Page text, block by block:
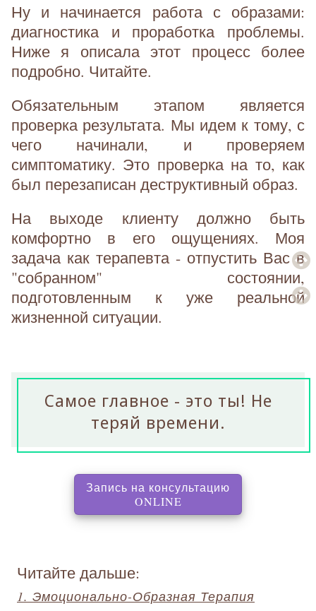
Ну и начинается работа с образами:
диагностика и проработка проблемы.
Ниже я описала этот процесс более
подробно. Читайте.
Обязательным этапом является
проверка результата. Мы идем к тому, с
чего начинали, и проверяем
симптоматику. Это проверка на то, как
был перезаписан деструктивный образ.
На выходе клиенту должно быть
комфортно в его ощущениях. Моя
задача как терапевта - отпустить Вас в
"собранном" состоянии,
подготовленным к уже реальной
жизненной ситуации.
Самое главное - это ты! Не
теряй времени.
Запись на консультацию
ONLINE, перенаправляет на
Читайте дальше:
1. Эмоционально-Образная Терапия